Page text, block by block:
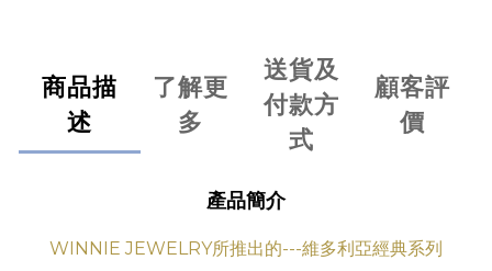
商品描
述
了解更
多
送貨及
付款方
式
顧客評
價
產品簡介
WINNIE JEWELRY所推出的---維多利亞經典系列